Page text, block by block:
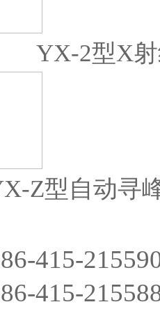
YX-2型X
Z型自动寻
86-415-
86-415-